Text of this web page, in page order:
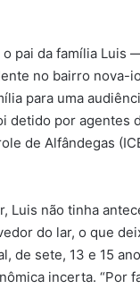
pai da família Luis
no bairro nova-
para uma
detido por agentes
de Alfândegas
Luis não tinha
do lar, o que
de sete, 13 e 15
incerta. “Por